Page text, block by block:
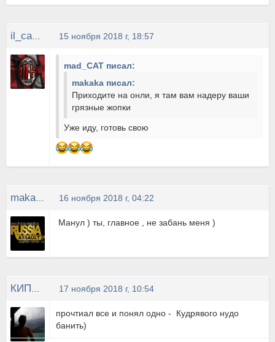
15 ноября 2018 г, 18:57
mad_CAT писал:
makaka писал:
Приходите на онли, я там вам надеру ваши
грязные жопки
Уже иду, готовь свою
16 ноября 2018 г, 04:22
Манул ) ты, главное , не забань меня )
17 ноября 2018 г, 10:54
прочтиал все и понял одно - Кудрявого нудо
банить)